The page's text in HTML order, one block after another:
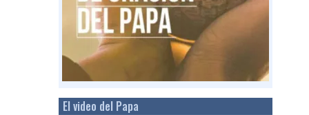
El video del Papa